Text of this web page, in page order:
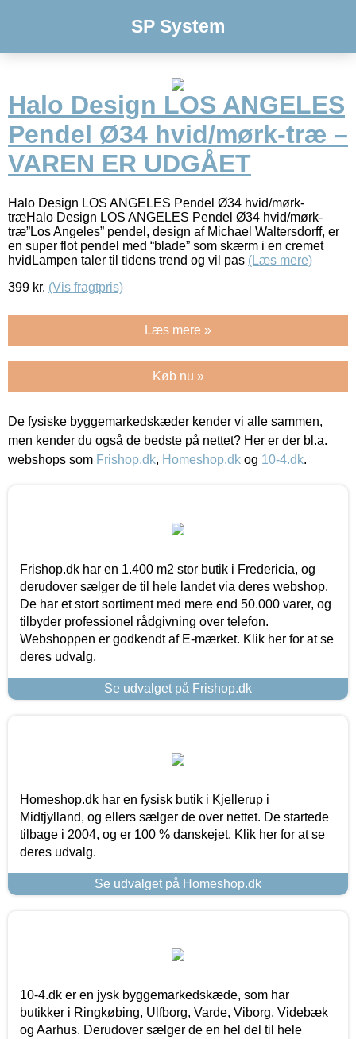
SP System
Halo Design LOS ANGELES
Pendel Ø34 hvid/mørk-træ –
VAREN ER UDGÅET
Halo Design LOS ANGELES Pendel Ø34 hvid/mørk-
træHalo Design LOS ANGELES Pendel Ø34 hvid/mørk-
træ”Los Angeles” pendel, design af Michael Waltersdorff, er
en super flot pendel med “blade” som skærm i en cremet
hvidLampen taler til tidens trend og vil pas (Læs mere)
399 kr. (Vis fragtpris)
Læs mere »
Køb nu »
De fysiske byggemarkedskæder kender vi alle sammen,
men kender du også de bedste på nettet? Her er der bl.a.
webshops som Frishop.dk, Homeshop.dk og 10-4.dk.
Frishop.dk har en 1.400 m2 stor butik i Fredericia, og
derudover sælger de til hele landet via deres webshop.
De har et stort sortiment med mere end 50.000 varer, og
tilbyder professionel rådgivning over telefon.
Webshoppen er godkendt af E-mærket. Klik her for at se
deres udvalg.
Se udvalget på Frishop.dk
Homeshop.dk har en fysisk butik i Kjellerup i
Midtjylland, og ellers sælger de over nettet. De startede
tilbage i 2004, og er 100 % danskejet. Klik her for at se
deres udvalg.
Se udvalget på Homeshop.dk
10-4.dk er en jysk byggemarkedskæde, som har
butikker i Ringkøbing, Ulfborg, Varde, Viborg, Videbæk
og Aarhus. Derudover sælger de en hel del til hele